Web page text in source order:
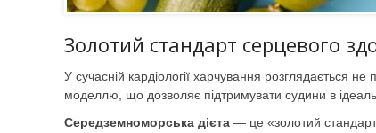
Золотий стандарт серцевого
У сучасній кардіології харчування розглядається
моделлю, що дозволяє підтримувати судини в
Середземноморська дієта — це «золотий